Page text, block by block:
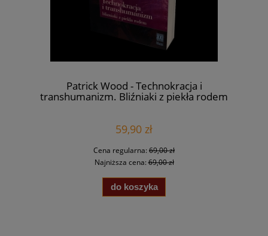
Patrick Wood - Technokracja i
transhumanizm. Bliźniaki z piekła rodem
59,90 zł
Cena regularna: 69,00 zł
Najniższa cena:69,00 zł
do koszyka